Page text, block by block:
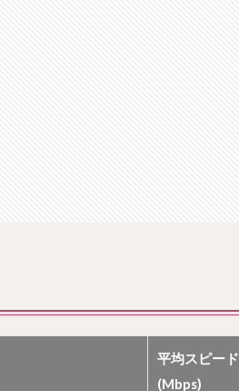
平均スピード
(Mbps)